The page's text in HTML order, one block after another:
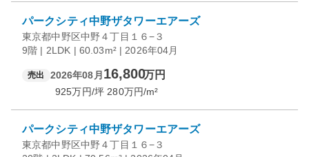
パークシティ中野ザタワーエアーズ
東京都中野区中野４丁目１６−３
9階 | 2LDK | 60.03m² | 2026年04月
売出 2026年08月 16,800万円
925万円/坪 280万円/m²
パークシティ中野ザタワーエアーズ
東京都中野区中野４丁目１６−３